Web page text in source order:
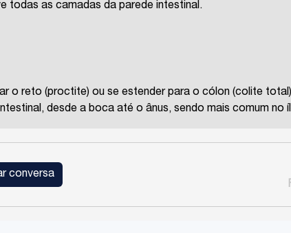
todas as camadas da parede intestinal.
o reto (proctite) ou se estender para o cólon (colite
desde a boca até o ânus, sendo mais comum no
apenas a mucosa.
de tecido saudável intercaladas entre áreas afetadas, e
conversa